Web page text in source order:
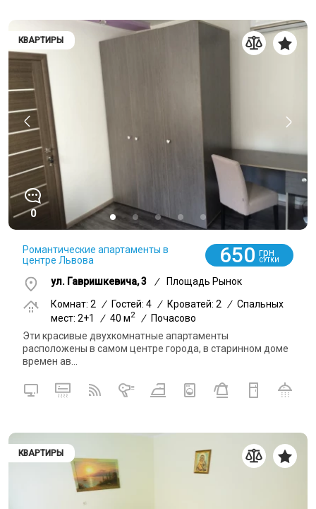
КВАРТИРЫ
0
Романтические апартаменты в
центре Львова
650 грн
СУТКИ
ул. Гавришкевича, 3 /
Площадь Рынок
Комнат: 2 / Гостей: 4 / Кроватей: 2 / Спальных
мест: 2+1
/ 40 м2 /
Почасово
Эти красивые двухкомнатные апартаменты
расположены в самом центре города, в старинном доме
времен ав...
КВАРТИРЫ